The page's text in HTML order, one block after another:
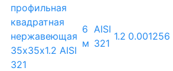
профильная
квадратная
нержавеющая
35х35х1.2 AISI
321
6
м
AISI
321
1.2 0.001256